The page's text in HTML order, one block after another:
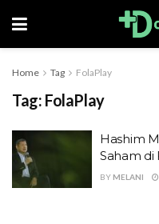
Home Tag FolaPlay
Tag: FolaPlay
Hashim
Saham di
BY MELANI